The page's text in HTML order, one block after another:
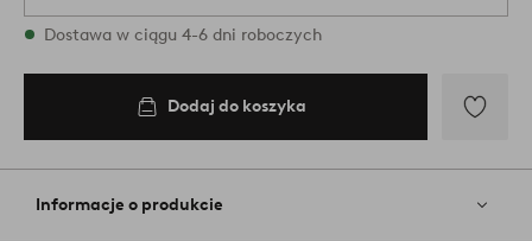
W magazynie
Dostawa w ciągu 4-6 dni roboczych
Dodaj do koszyka
do
Informacje o produkcie